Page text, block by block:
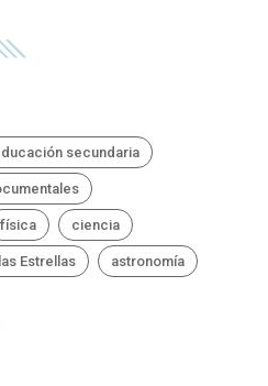
secundaria
física ciencia
Estrellas astronomía